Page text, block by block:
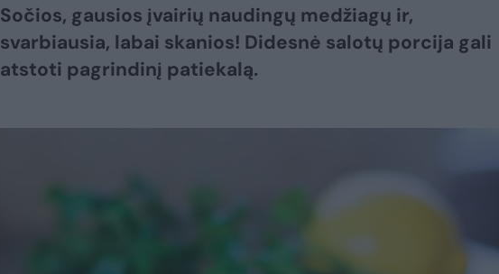
Sočios, gausios įvairių naudingų medžiagų ir,
svarbiausia, labai skanios! Didesnė salotų porcija gali
atstoti pagrindinį patiekalą.